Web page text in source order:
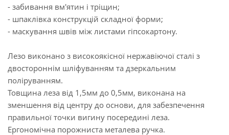
- забивання вм'ятин і тріщин;
- шпаклівка конструкцій складної форми;
- маскування швів між листами гіпсокартону.
Лезо виконано з високоякісної нержавіючої сталі з
двостороннім шліфуванням та дзеркальним
поліруванням.
Товщина леза від 1,5мм до 0,5мм, виконана на
зменшення від центру до основи, для забезпечення
правильної точки вигину посередині леза.
Ергономічна порожниста металева ручка.